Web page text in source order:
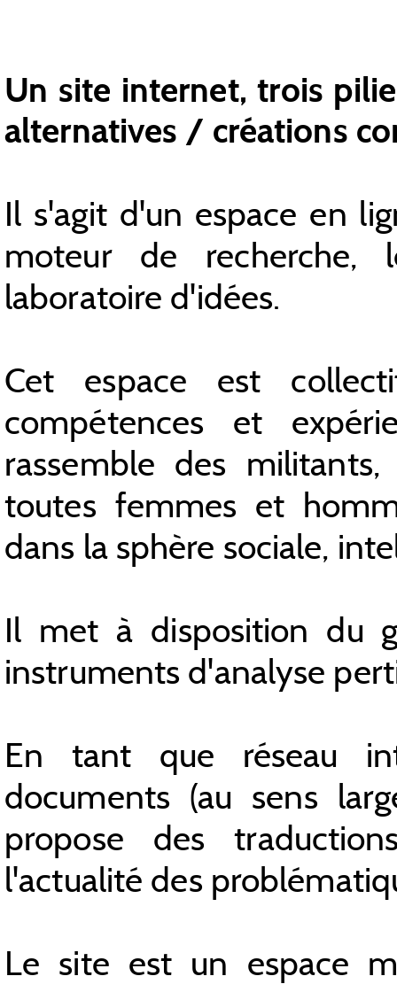
Un site internet, trois
alternatives / créations
Il s'agit d'un espace en
moteur de
laboratoire d'idées.
Cet espace est
compétences et
rassemble des
toutes femmes et
dans la sphère sociale,
Il met à disposition du
instruments d'analyse
En tant que réseau
documents (au sens
propose des
l'actualité des
Le site est un espace